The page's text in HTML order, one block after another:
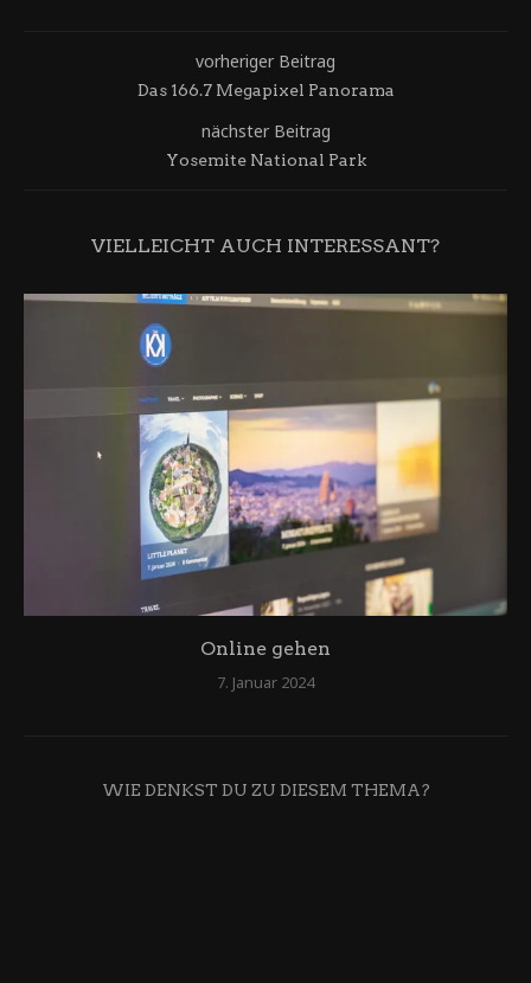
vorheriger Beitrag
Das 166.7 Megapixel Panorama
nächster Beitrag
Yosemite National Park
VIELLEICHT AUCH INTERESSANT?
Online gehen
7. Januar 2024
WIE DENKST DU ZU DIESEM THEMA?